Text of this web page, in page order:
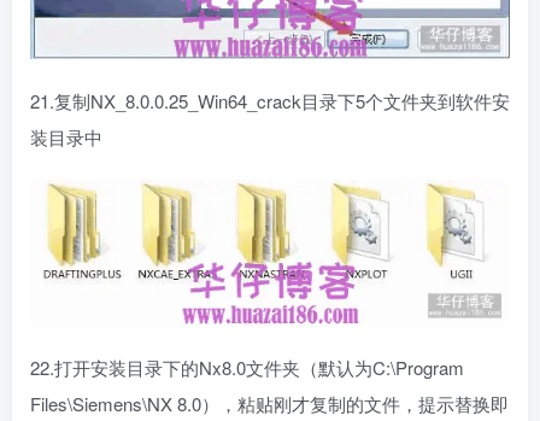
21.复制NX_8.0.0.25_Win64_crack目录下5个文件夹到软件安
装目录中
22.打开安装目录下的Nx8.0文件夹（默认为C:\Program
Files\Siemens\NX 8.0），粘贴刚才复制的文件，提示替换即